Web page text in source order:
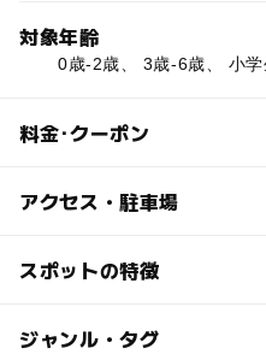
対象年齢
0歳-2歳、 3歳-6歳、 小
料金･クーポン
子供の料金
アクセス・駐車場
交通アクセス
スポットの特徴
駐車場あり
ジャンル・タグ